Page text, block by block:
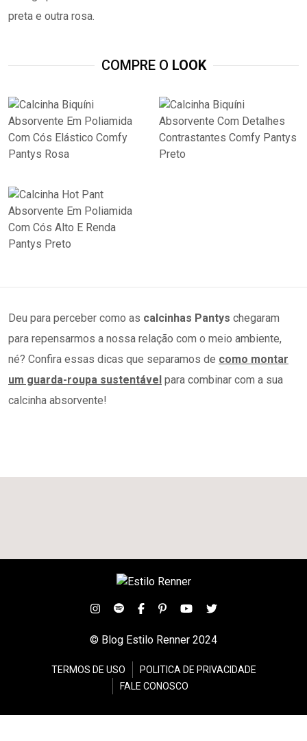
COMPRE O LOOK
Deu para perceber como as calcinhas Pantys chegaram
para repensarmos a nossa relação com o meio ambiente,
né? Confira essas dicas que separamos de como montar
um guarda-roupa sustentável para combinar com a sua
calcinha absorvente!
© Blog Estilo Renner 2024
TERMOS DE USO
POLITICA DE PRIVACIDADE
FALE CONOSCO